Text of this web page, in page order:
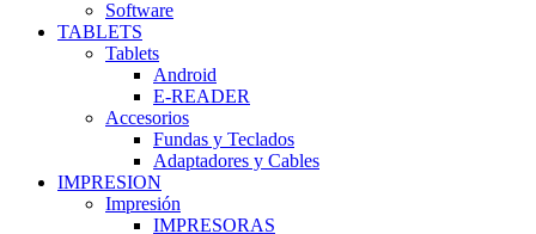
Software
TABLETS
Tablets
Android
E-READER
Accesorios
Fundas y Teclados
Adaptadores y Cables
IMPRESION
Impresión
IMPRESORAS